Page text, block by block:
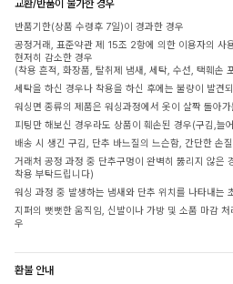
교환/반품이 불가한 경우
반품기한(상품 수령후 7일)이 경과한 경우
공정거래, 표준약관 제 15조 2항에 의한 이용자의 사
현저히 감소한 경우
(착용 흔적, 화장품, 탈취제 냄새, 세탁, 수선, 택훼손
세탁을 하신 경우나 착용을 하신 후에는 불량이 발견
워싱면 종류의 제품은 워싱과정에서 옷이 살짝 돌아
피팅만 해보신 경우라도 상품이 훼손된 경우(구김,늘
배송 시 생긴 구김, 단추 바느질의 느슨함, 간단한 손
거래처 공정 과정 중 단추구멍이 완벽히 뚫리지 않은
착용 부탁드립니다)
워싱 과정 중 발생하는 냄새와 단추 위치를 나타내는
지퍼의 뻣뻣한 움직임, 신발이나 가방 및 소품 마감
우
환불 안내